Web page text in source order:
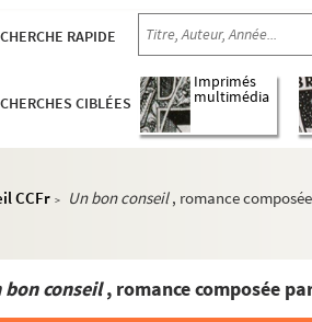
RAPIDE
CIBLÉES
Imprimés
multimédia
CCFr > Un bon conseil, romance
bon conseil, romance composée par